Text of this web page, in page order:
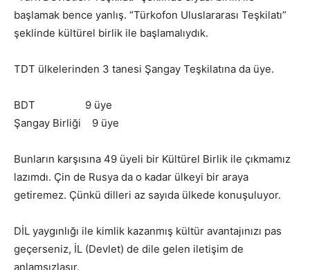
başlamak bence yanlış. “Türkofon Uluslararası Teşkilatı”
şeklinde kültürel birlik ile başlamalıydık.
TDT ülkelerinden 3 tanesi Şangay Teşkilatına da üye.
BDT 9 üye
Şangay Birliği 9 üye
Bunların karşısına 49 üyeli bir Kültürel Birlik ile çıkmamız
lazımdı. Çin de Rusya da o kadar ülkeyi bir araya
getiremez. Çünkü dilleri az sayıda ülkede konuşuluyor.
DİL yaygınlığı ile kimlik kazanmış kültür avantajınızı pas
geçerseniz, İL (Devlet) de dile gelen iletişim de
anlamsızlaşır.